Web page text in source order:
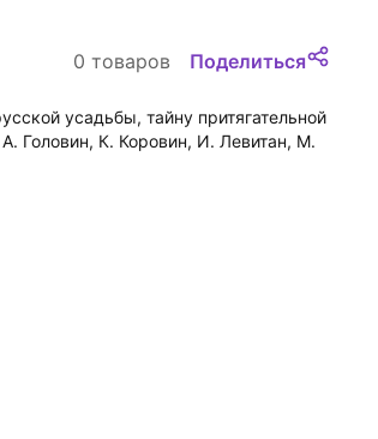
0 товаров Поделиться
усадьбы, тайну притягательной
Головин, К. Коровин, И. Левитан, М.